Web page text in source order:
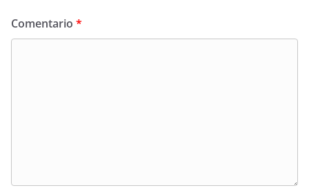
Comentario *